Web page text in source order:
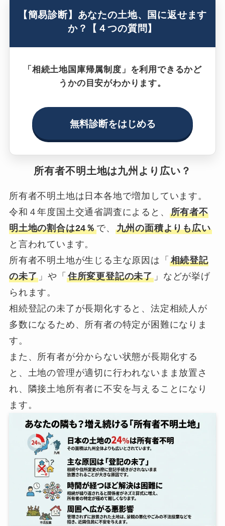
【簡易診断】あなたの土地、国に返せます
か？【４つの質問】
「相続土地国庫帰属制度」を利用できるかど
うかの目安がわかります。
無料診断をはじめる
所有者不明土地は九州より広い？
所有者不明土地は日本各地で増加しています。
令和４年度国土交通省調査によると、 所有者不
明土地の割合は24％で、 九州の面積よりも広い
と言われています。
所有者不明土地が生じる主な原因は「 相続登記
の未了 」や「 住所変更登記の未了 」などが挙げ
られます。
相続登記の未了が長期化すると、法定相続人が
多数になるため、所有者の特定が困難になりま
す。
また、所有者が分からない状態が長期化する
と、土地の管理が適切に行われないまま放置さ
れ、隣接土地所有者に不安を与えることになり
ます。